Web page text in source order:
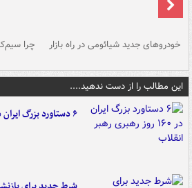
خودروهای جدید شیائومی در راه بازار چرا
این مطالب را از دست ندهید....
۶ دستاورد بزرگ ایران در ۱۶۰ روز رهبری رهبر انقلاب